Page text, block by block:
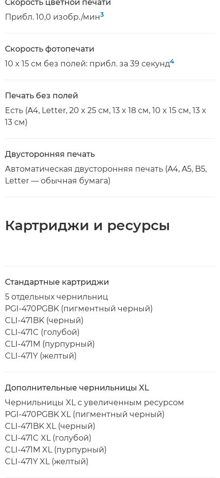
Скорость цветной печати
Прибл. 10,0 изобр./мин3
Скорость фотопечати
10 x 15 см без полей: прибл. за 39 секунд4
Печать без полей
Есть (A4, Letter, 20 x 25 см, 13 x 18 см, 10 x 15 см, 13 x
13 см)
Двусторонняя печать
Автоматическая двусторонняя печать (A4, A5, B5,
Letter — обычная бумага)
Картриджи и ресурсы
Стандартные картриджи
5 отдельных чернильниц
PGI-470PGBK (пигментный черный)
CLI-471BK (черный)
CLI-471C (голубой)
CLI-471M (пурпурный)
CLI-471Y (желтый)
Дополнительные чернильницы XL
Чернильницы XL с увеличенным ресурсом
PGI-470PGBK XL (пигментный черный)
CLI-471BK XL (черный)
CLI-471C XL (голубой)
CLI-471M XL (пурпурный)
CLI-471Y XL (желтый)